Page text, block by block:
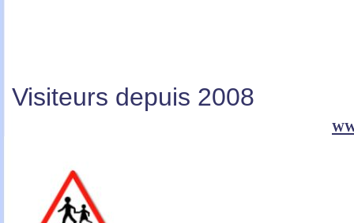
Visiteurs depuis 2008